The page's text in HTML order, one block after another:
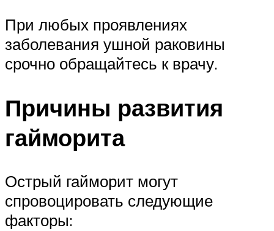
При любых проявлениях
заболевания ушной раковины
срочно обращайтесь к врачу.
Причины развития
гайморита
Острый гайморит могут
спровоцировать следующие
факторы: